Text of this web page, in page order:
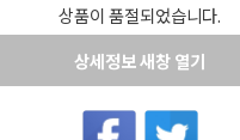
상품이 품절되었습니다.
상세정보 새창 열기